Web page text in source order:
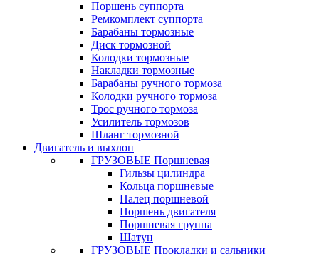
Поршень суппорта
Ремкомплект суппорта
Барабаны тормозные
Диск тормозной
Колодки тормозные
Накладки тормозные
Барабаны ручного тормоза
Колодки ручного тормоза
Трос ручного тормоза
Усилитель тормозов
Шланг тормозной
Двигатель и выхлоп
ГРУЗОВЫЕ Поршневая
Гильзы цилиндра
Кольца поршневые
Палец поршневой
Поршень двигателя
Поршневая группа
Шатун
ГРУЗОВЫЕ Прокладки и сальники